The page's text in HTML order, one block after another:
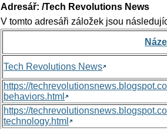
Adresář: /Tech Revolutions News
V tomto adresáři záložek jsou
Tech Revolutions News
https://
behaviors.html
https://
technology.html